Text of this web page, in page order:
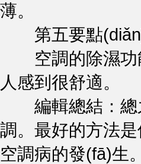
薄。
第五要點
空調的除濕功能
人感到很舒適。
編輯總結：總之
調。最好的方法是
空調病的發(fā)生。